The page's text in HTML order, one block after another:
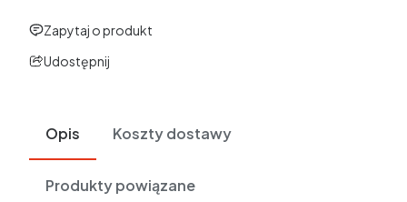
Zapytaj o produkt
Udostępnij
Opis Koszty dostawy
Produkty powiązane